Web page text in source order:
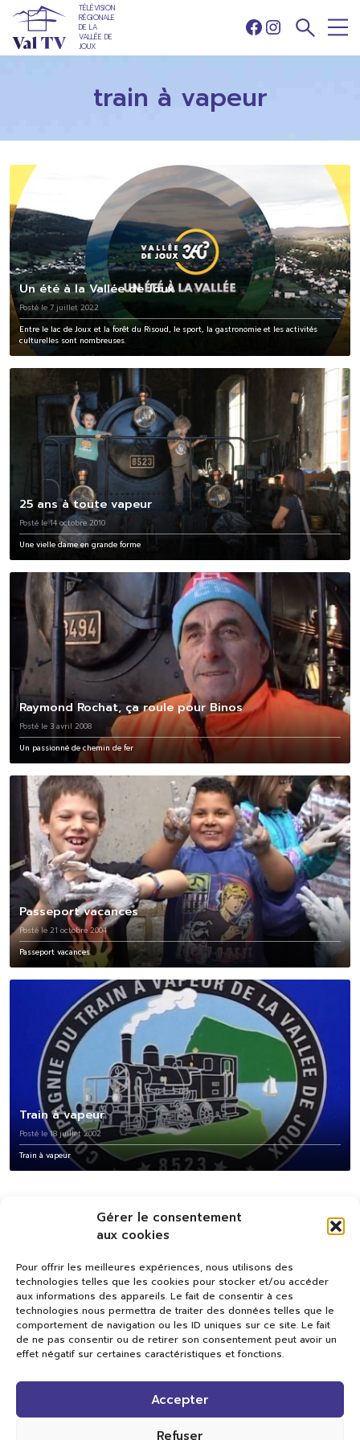
Gérer le consentement
aux cookies
Pour offrir les meilleures expériences, nous utilisons des
technologies telles que les cookies pour stocker et/ou accéder
aux informations des appareils. Le fait de consentir à ces
technologies nous permettra de traiter des données telles que le
comportement de navigation ou les ID uniques sur ce site. Le fait
de ne pas consentir ou de retirer son consentement peut avoir un
effet négatif sur certaines caractéristiques et fonctions.
Accepter
Refuser
TÉLÉVISION
RÉGIONALE
DE LA
VALLÉE DE
JOUX
Facebook
Instagram
train à vapeur
Un été à la Vallée de Joux
Posté le 7 juillet 2022
Entre le lac de Joux et la forêt du Risoud, le sport, la gastronomie et les activités
culturelles sont nombreuses.
25 ans à toute vapeur
Posté le 14 octobre 2010
Une vielle dame en grande forme
Raymond Rochat, ça roule pour Binos
Posté le 3 avril 2008
Un passionné de chemin de fer
Passeport vacances
Posté le 21 octobre 2004
Passeport vacances
Train à vapeur
Posté le 18 juillet 2002
Train à vapeur
Val TV
Centre de Compétences Médias
Rue du Pont-Neuf 24